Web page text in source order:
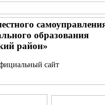
образования
район»
сайт